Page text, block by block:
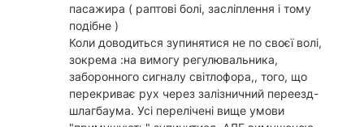
пасажира ( раптові болі, засліплення і тому
подібне )
Коли доводиться зупинятися не по своєї волі,
зокрема :на вимогу регулювальника,
заборонного сигналу світлофора,, того, що
перекриває рух через залізничний переезд-
шлагбаума. Усі перелічені вище умови